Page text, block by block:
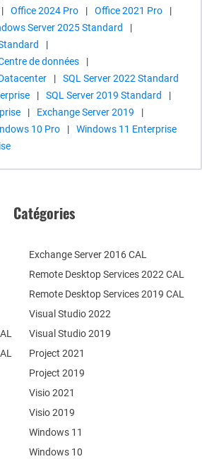
| Office 2024 Pro | Office 2021 Pro
|
Server 2025 Standard
|
|
de données
|
|
SQL Server 2022 Standard
| SQL Server 2019 Standard
|
| Exchange Server 2019
|
10 Pro |
Windows 11 Enterprise
Catégories
Remote Desktop Services 2022 CAL
Remote Desktop Services 2019 CAL
Exchange Server 2016 CAL
Visual Studio 2022
Visual Studio 2019
Project 2021
Project 2019
Visio 2021
Visio 2019
Windows 11
Windows 10